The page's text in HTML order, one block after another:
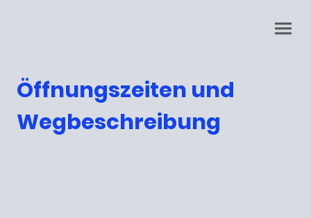
Öffnungszeiten und
Wegbeschreibung